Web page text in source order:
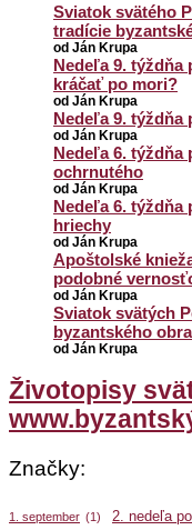
Sviatok svätého
tradície
od Ján Krupa
Nedeľa 9.
kráčať po mori?
od Ján Krupa
Nedeľa 9. týždňa
od Ján Krupa
Nedeľa 6. týždňa
ochrnutého
od Ján Krupa
Nedeľa 6.
hriechy
od Ján Krupa
Apoštolské
podobné
od Ján Krupa
Sviatok svätých
byzantského
od Ján Krupa
Životopisy
Značky:
1. september (1) 2. nedeľa